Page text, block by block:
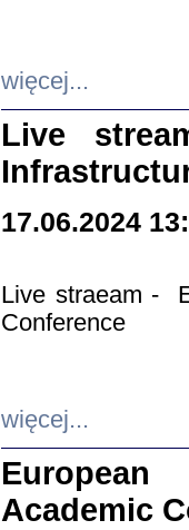
więcej...
Live
17.06.2024
Live straeam -
Conference
więcej...
European
Academic